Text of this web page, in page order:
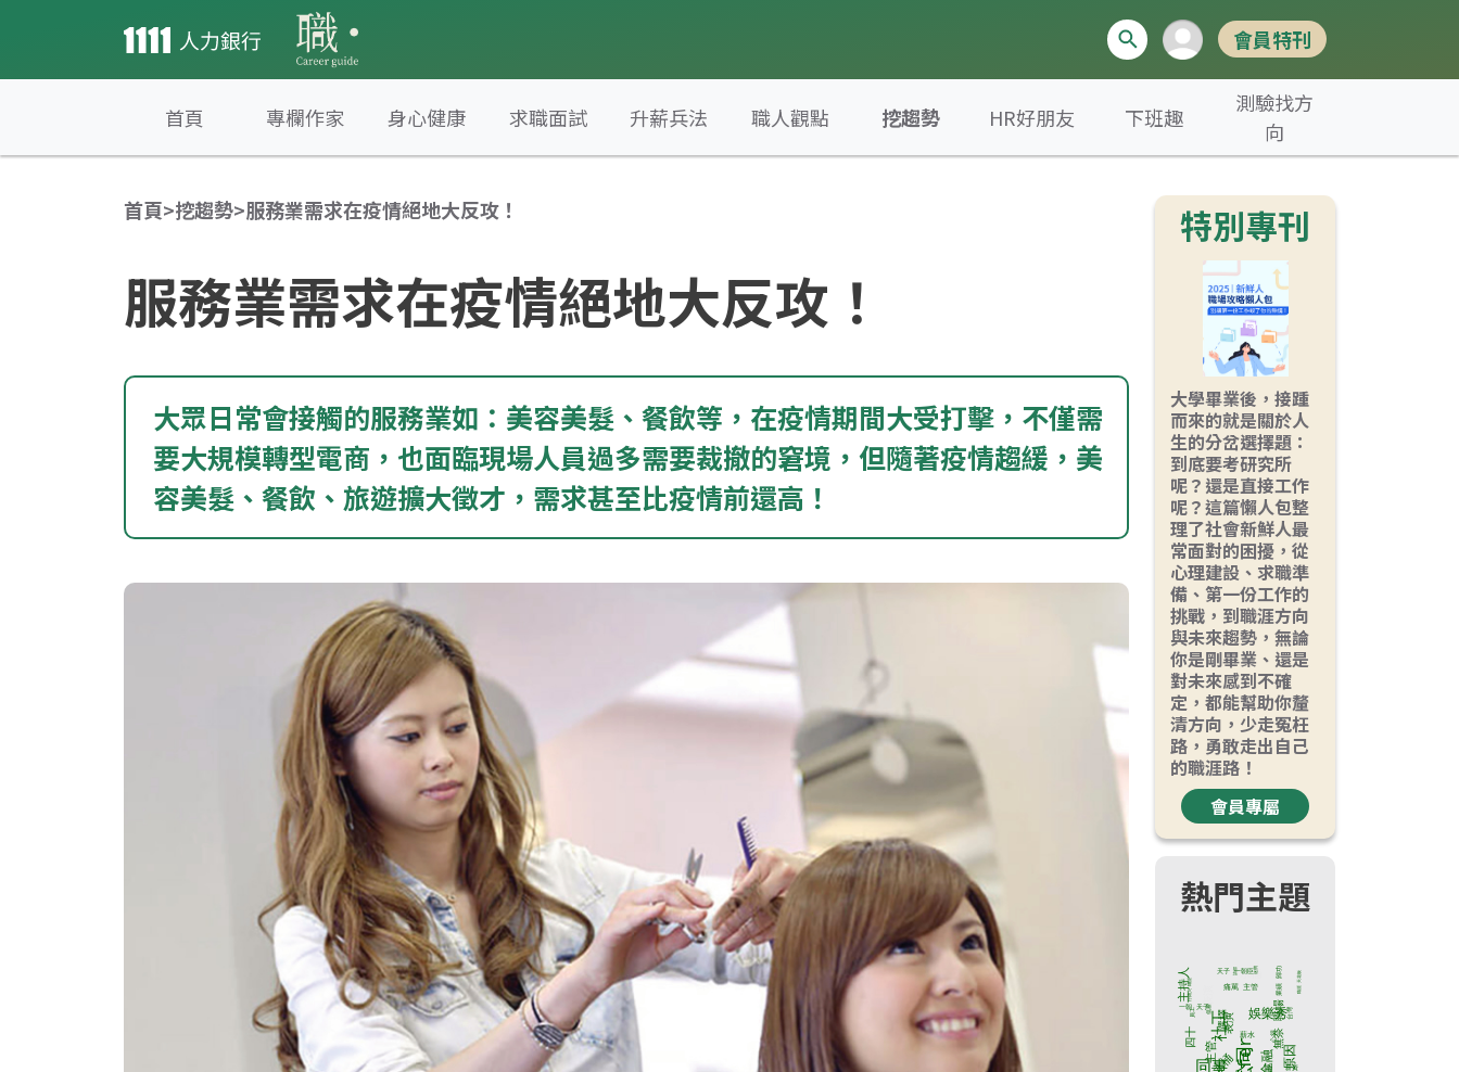
會員特刊
首頁 專欄作家 身心健康 求職面試 升薪兵法 職人觀點 挖趨勢 HR好朋友 下班趣
測驗找方
向
首頁>挖趨勢>服務業需求在疫情絕地大反攻！
服務業需求在疫情絕地大反攻！
大眾日常會接觸的服務業如：美容美髮、餐飲等，在疫情期間大受打擊，不僅需
要大規模轉型電商，也面臨現場人員過多需要裁撤的窘境，但隨著疫情趨緩，美
容美髮、餐飲、旅遊擴大徵才，需求甚至比疫情前還高！
特別專刊
大學畢業後，接踵
而來的就是關於人
生的分岔選擇題：
到底要考研究所
呢？還是直接工作
呢？這篇懶人包整
理了社會新鮮人最
常面對的困擾，從
心理建設、求職準
備、第一份工作的
挑戰，到職涯方向
與未來趨勢，無論
你是剛畢業、還是
對未來感到不確
定，都能幫助你釐
清方向，少走冤枉
路，勇敢走出自己
的職涯路！
會員專屬
熱門主題